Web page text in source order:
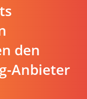
den
Anbieter